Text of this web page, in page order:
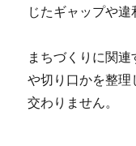
じたギャップや違
まちづくりに関
や切り口かを整理
交わりません。